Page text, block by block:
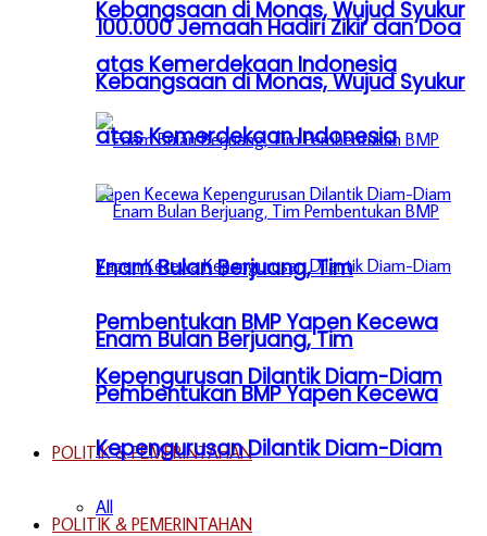
Kebangsaan di Monas, Wujud Syukur
atas Kemerdekaan Indonesia
Enam Bulan Berjuang, Tim
Pembentukan BMP Yapen Kecewa
Kepengurusan Dilantik Diam-Diam
POLITIK & PEMERINTAHAN
All
100.000 Jemaah Hadiri Zikir dan Doa
Kebangsaan di Monas, Wujud Syukur
atas Kemerdekaan Indonesia
Enam Bulan Berjuang, Tim
Pembentukan BMP Yapen Kecewa
Kepengurusan Dilantik Diam-Diam
POLITIK & PEMERINTAHAN